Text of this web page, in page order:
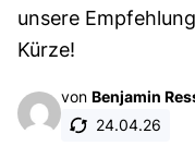
unsere
Kürze!
von Benjamin
24.04.26